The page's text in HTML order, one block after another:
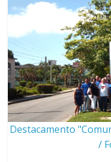
Destacamento
/